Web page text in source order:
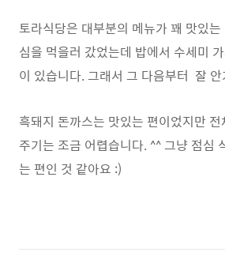
토라식당은 대부분의 메뉴가 꽤 맛있
심을 먹을러 갔었는데 밥에서 수세미
이 있습니다. 그래서 그 다음부터 잘
흑돼지 돈까스는 맛있는 편이었지만
주기는 조금 어렵습니다. ^^ 그냥 점심
는 편인 것 같아요 :)